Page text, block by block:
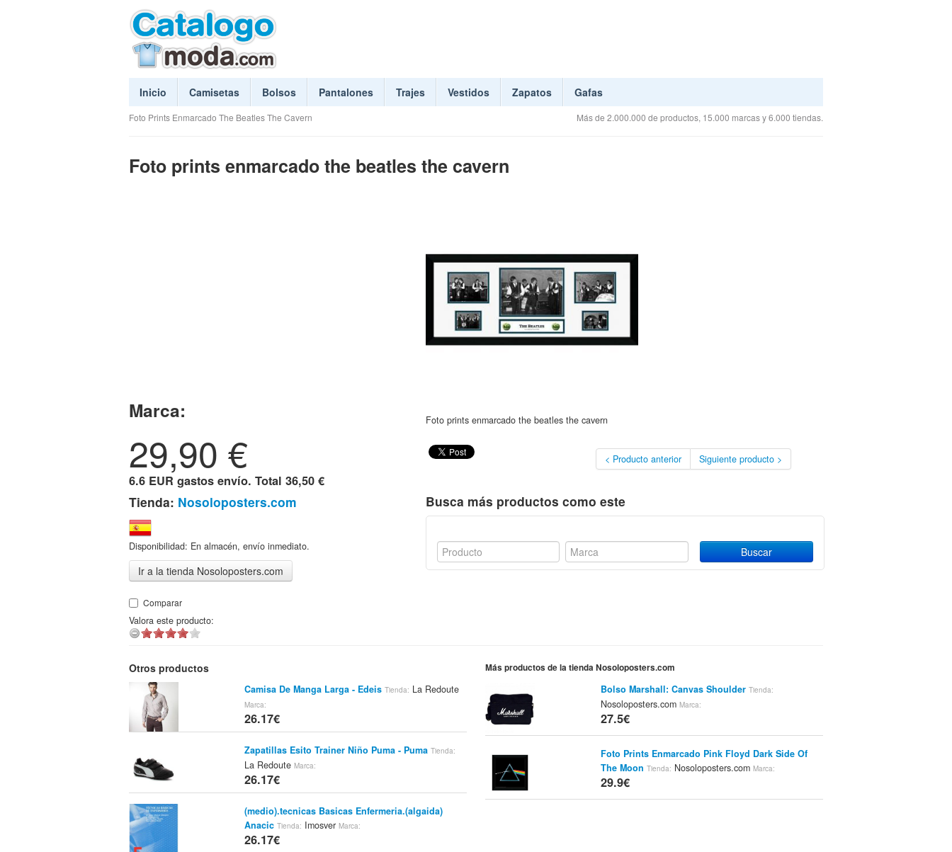
Inicio Camisetas Bolsos Pantalones Trajes Vestidos Zapatos Gafas
Foto Prints Enmarcado The Beatles The Cavern Más de 2.000.000 de productos, 15.000 marcas y 6.000 tiendas.
Foto prints enmarcado the beatles the cavern
Marca:
29,90 €
6.6 EUR gastos envío. Total 36,50 €
Tienda: Nosoloposters.com
Disponibilidad: En almacén, envío inmediato.
Ir a la tienda Nosoloposters.com
Comparar
Valora este producto:
Foto prints enmarcado the beatles the cavern
< Producto anterior Siguiente producto >
Busca más productos como este
Otros productos
Camisa De Manga Larga - Edeis Tienda: La Redoute
Marca:
26.17€
Zapatillas Esito Trainer Niño Puma - Puma Tienda:
La RedouteMarca:
26.17€
(medio).tecnicas Basicas Enfermeria.(algaida)
Anacic Tienda: ImosverMarca:
26.17€
Más productos de la tienda Nosoloposters.com
Bolso Marshall: Canvas Shoulder Tienda:
Nosoloposters.com Marca:
27.5€
Foto Prints Enmarcado Pink Floyd Dark Side Of
The Moon Tienda: Nosoloposters.com Marca:
29.9€